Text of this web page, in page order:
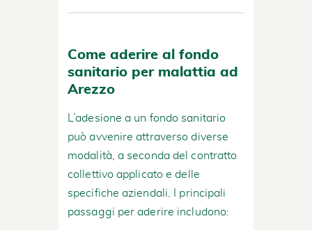
Come aderire al fondo
sanitario per malattia ad
Arezzo
L’adesione a un fondo sanitario
può avvenire attraverso diverse
modalità, a seconda del contratto
collettivo applicato e delle
specifiche aziendali. I principali
passaggi per aderire includono: